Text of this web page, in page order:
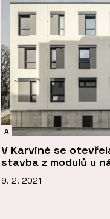
A
V Karviné se
stavba z modulů u
9. 2. 2021